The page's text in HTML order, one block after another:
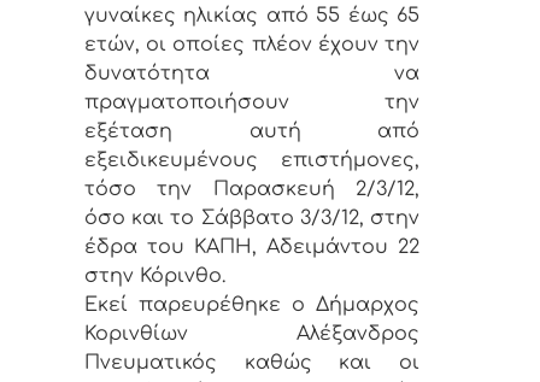
γυναίκες ηλικίας από 55 έως 65
ετών, οι οποίες πλέον έχουν την
δυνατότητα να
πραγματοποιήσουν την
εξέταση αυτή από
εξειδικευμένους επιστήμονες,
τόσο την Παρασκευή 2/3/12,
όσο και το Σάββατο 3/3/12, στην
έδρα του ΚΑΠΗ, Αδειμάντου 22
στην Κόρινθο.
Εκεί παρευρέθηκε ο Δήμαρχος
Κορινθίων Αλέξανδρος
Πνευματικός καθώς και οι